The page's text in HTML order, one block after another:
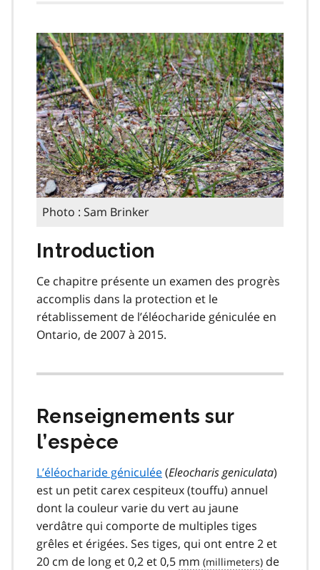
Photo : Sam Brinker
Introduction
Ce chapitre présente un examen des progrès
accomplis dans la protection et le
rétablissement de l’éléocharide géniculée en
Ontario, de 2007 à 2015.
Renseignements sur
l’espèce
L’éléocharide géniculée(Eleocharis geniculata)
est un petit carex cespiteux (touffu) annuel
dont la couleur varie du vert au jaune
verdâtre qui comporte de multiples tiges
grêles et érigées. Ses tiges, qui ont entre 2 et
20 cm de long et 0,2 et 0,5 mm
de